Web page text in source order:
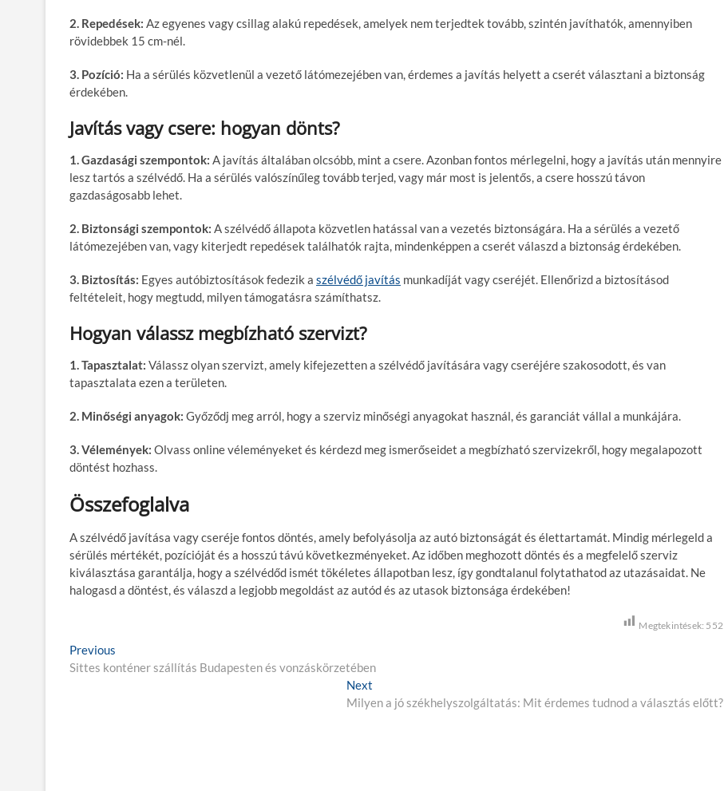
2. Repedések: Az egyenes vagy csillag alakú repedések, amelyek nem terjedtek tovább, szintén javíthatók, amennyiben
rövidebbek 15 cm-nél.
3. Pozíció: Ha a sérülés közvetlenül a vezető látómezejében van, érdemes a javítás helyett a cserét választani a biztonság
érdekében.
Javítás vagy csere: hogyan dönts?
1. Gazdasági szempontok: A javítás általában olcsóbb, mint a csere. Azonban fontos mérlegelni, hogy a javítás után mennyire
lesz tartós a szélvédő. Ha a sérülés valószínűleg tovább terjed, vagy már most is jelentős, a csere hosszú távon
gazdaságosabb lehet.
2. Biztonsági szempontok: A szélvédő állapota közvetlen hatással van a vezetés biztonságára. Ha a sérülés a vezető
látómezejében van, vagy kiterjedt repedések találhatók rajta, mindenképpen a cserét válaszd a biztonság érdekében.
3. Biztosítás: Egyes autóbiztosítások fedezik a szélvédő javítás munkadíját vagy cseréjét. Ellenőrizd a biztosításod
feltételeit, hogy megtudd, milyen támogatásra számíthatsz.
Hogyan válassz megbízható szervizt?
1. Tapasztalat: Válassz olyan szervizt, amely kifejezetten a szélvédő javítására vagy cseréjére szakosodott, és van
tapasztalata ezen a területen.
2. Minőségi anyagok: Győződj meg arról, hogy a szerviz minőségi anyagokat használ, és garanciát vállal a munkájára.
3. Vélemények: Olvass online véleményeket és kérdezd meg ismerőseidet a megbízható szervizekről, hogy megalapozott
döntést hozhass.
Összefoglalva
A szélvédő javítása vagy cseréje fontos döntés, amely befolyásolja az autó biztonságát és élettartamát. Mindig mérlegeld a
sérülés mértékét, pozícióját és a hosszú távú következményeket. Az időben meghozott döntés és a megfelelő szerviz
kiválasztása garantálja, hogy a szélvédőd ismét tökéletes állapotban lesz, így gondtalanul folytathatod az utazásaidat. Ne
halogasd a döntést, és válaszd a legjobb megoldást az autód és az utasok biztonsága érdekében!
Megtekintések: 552
B
e
Previous
r
Sittes konténer szállítás Budapesten és vonzáskörzetében
Next
e
Milyen a jó székhelyszolgáltatás: Mit érdemes tudnod a választás előtt?